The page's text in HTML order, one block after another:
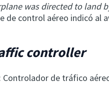
was directed to land
de control aéreo indicó al
controller
Controlador de tráfico